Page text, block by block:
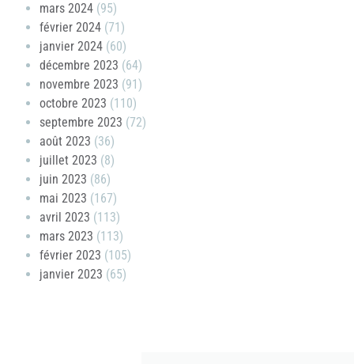
mars 2024 (95)
février 2024 (71)
janvier 2024 (60)
décembre 2023 (64)
novembre 2023 (91)
octobre 2023 (110)
septembre 2023 (72)
août 2023 (36)
juillet 2023 (8)
juin 2023 (86)
mai 2023 (167)
avril 2023 (113)
mars 2023 (113)
février 2023 (105)
janvier 2023 (65)